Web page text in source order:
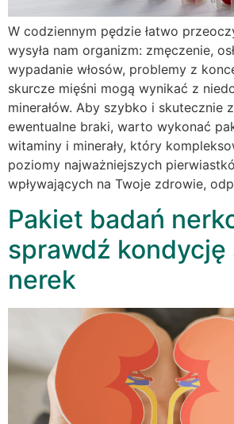
W codziennym pędzie łatwo
wysyła nam organizm: zmęczenie,
wypadanie włosów, problemy z
skurcze mięśni mogą wynikać z
minerałów. Aby szybko i skutecznie
ewentualne braki, warto wykonać
witaminy i minerały, który
poziomy najważniejszych
wpływających na Twoje zdrowie,
Pakiet badań
sprawdź kondycję
nerek